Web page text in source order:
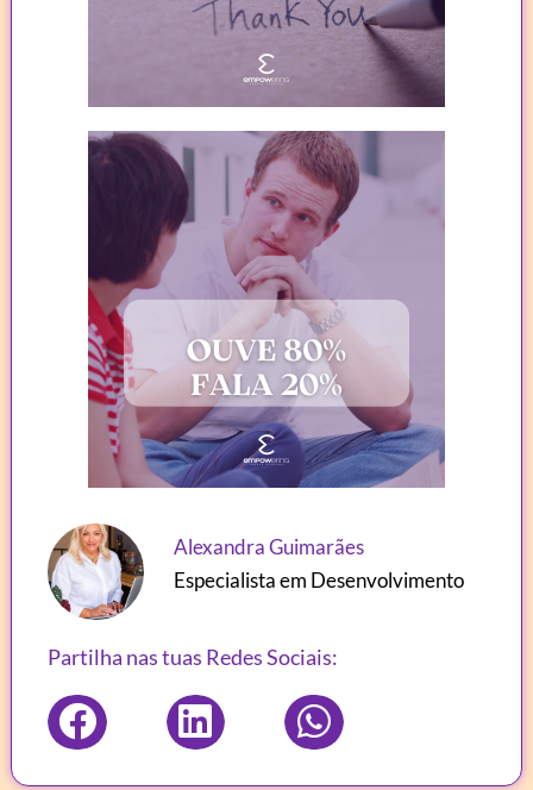
Alexandra Guimarães
Especialista em Desenvolvimento
Partilha nas tuas Redes Sociais: